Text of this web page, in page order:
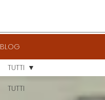
BLOG
TUTTI
TUTTI